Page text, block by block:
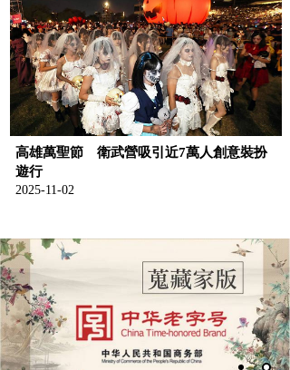
高雄萬聖節 衛武營吸引近7萬人創意裝扮
遊行
2025-11-02